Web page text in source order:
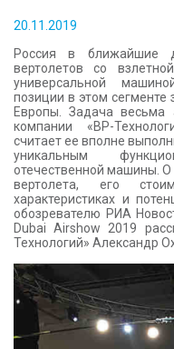
КОНТАКТЫ
20.11.2019
Россия в ближайшие
вертолетов со
универсальной
позиции в этом
Европы. Задача весьма
компании «ВР-
считает ее вполне
уникальным
отечественной машины. О
вертолета, его
характеристиках и
обозревателю РИА
Dubai Airshow 2019
Технологий» Александр